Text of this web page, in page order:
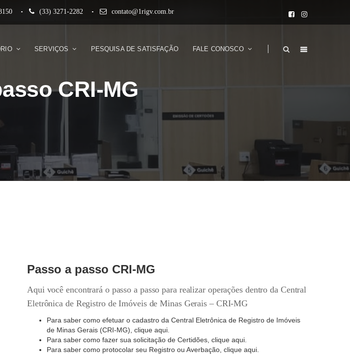
(33) 3271-2282 contato@1rigv.com.br
SERVIÇOS PESQUISA DE SATISFAÇÃO FALE CONOSCO
CRI-MG
Passo a passo CRI-MG
Aqui você encontrará o passo a passo para realizar operações dentro da Central
Eletrônica de Registro de Imóveis de Minas Gerais – CRI-MG
Para saber como efetuar o cadastro da Central Eletrônica de Registro de Imóveis
de Minas Gerais (CRI-MG), clique aqui
Para saber como fazer sua solicitação de Certidões, clique aqui
Para saber como protocolar seu Registro ou Averbação, clique aqui